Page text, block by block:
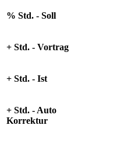
% Std. - Soll
+ Std. - Vortrag
+ Std. - Ist
+ Std. - Auto
Korrektur